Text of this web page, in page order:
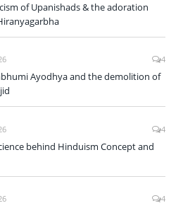
of Upanishads & the adoration
4
Ayodhya and the demolition of
4
behind Hinduism Concept and
4